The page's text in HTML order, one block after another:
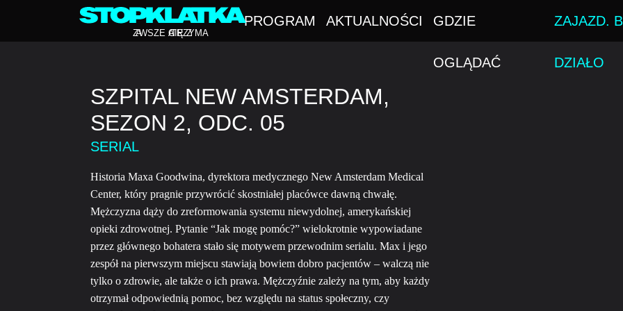
ZAWSZE CIĘ Z
ATRZYMA
PROGRAM AKTUALNOŚCI GDZIE
OGLĄDAĆ
ZAJAZD.
DZIAŁO
SZPITAL NEW AMSTERDAM,
SEZON 2, ODC. 05
SERIAL
Historia Maxa Goodwina, dyrektora medycznego New Amsterdam Medical
Center, który pragnie przywrócić skostniałej placówce dawną chwałę.
Mężczyzna dąży do zreformowania systemu niewydolnej, amerykańskiej
opieki zdrowotnej. Pytanie “Jak mogę pomóc?” wielokrotnie wypowiadane
przez głównego bohatera stało się motywem przewodnim serialu. Max i jego
zespół na pierwszym miejscu stawiają bowiem dobro pacjentów – walczą nie
tylko o zdrowie, ale także o ich prawa. Mężczyźnie zależy na tym, aby każdy
otrzymał odpowiednią pomoc, bez względu na status społeczny, czy